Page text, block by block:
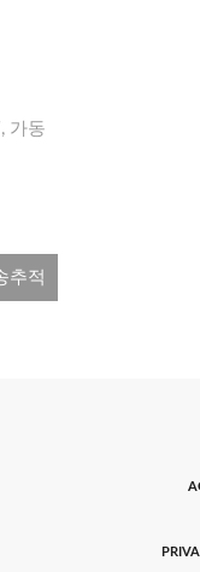
가동
추적